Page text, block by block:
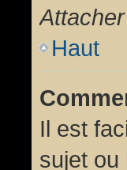
Haut
Il est
sujet ou